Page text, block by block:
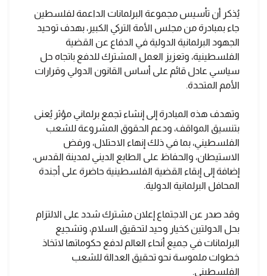
يُذكر أن تأسيس مجموعة البرلمانات الداعمة لفلسطين
جاء بمبادرة من مجلس الأمة التركي الكبير، بهدف توحيد
الجهود البرلمانية الدولية في الدفاع عن القضية
الفلسطينية، وتعزيز العمل المشترك للدفع باتجاه حل
سياسي عادل قائم على أساس القانون الدولي وقرارات
الأمم المتحدة.
وتهدف هذه المبادرة إلى إنشاء تجمع برلماني مؤثر يُعنى
بتنسيق المواقف، ودعم الحقوق المشروعة للشعب
الفلسطيني، بما في ذلك إنهاء الاحتلال، ورفض
الاستيطان، والحفاظ على الطابع الديني لمدينة القدس،
إضافة إلى إبقاء القضية الفلسطينية حاضرة على أجندة
المحافل البرلمانية الدولية.
وقد صدر عن الاجتماع إعلان مشترك شدد على الالتزام
بحل الدولتين كخيار وحيد لتحقيق السلام، وتشجيع
البرلمانات في جميع أنحاء العالم لدفع حكوماتها لاتخاذ
خطوات ملموسة نحو تحقيق العدالة للشعب
الفلسطيني.